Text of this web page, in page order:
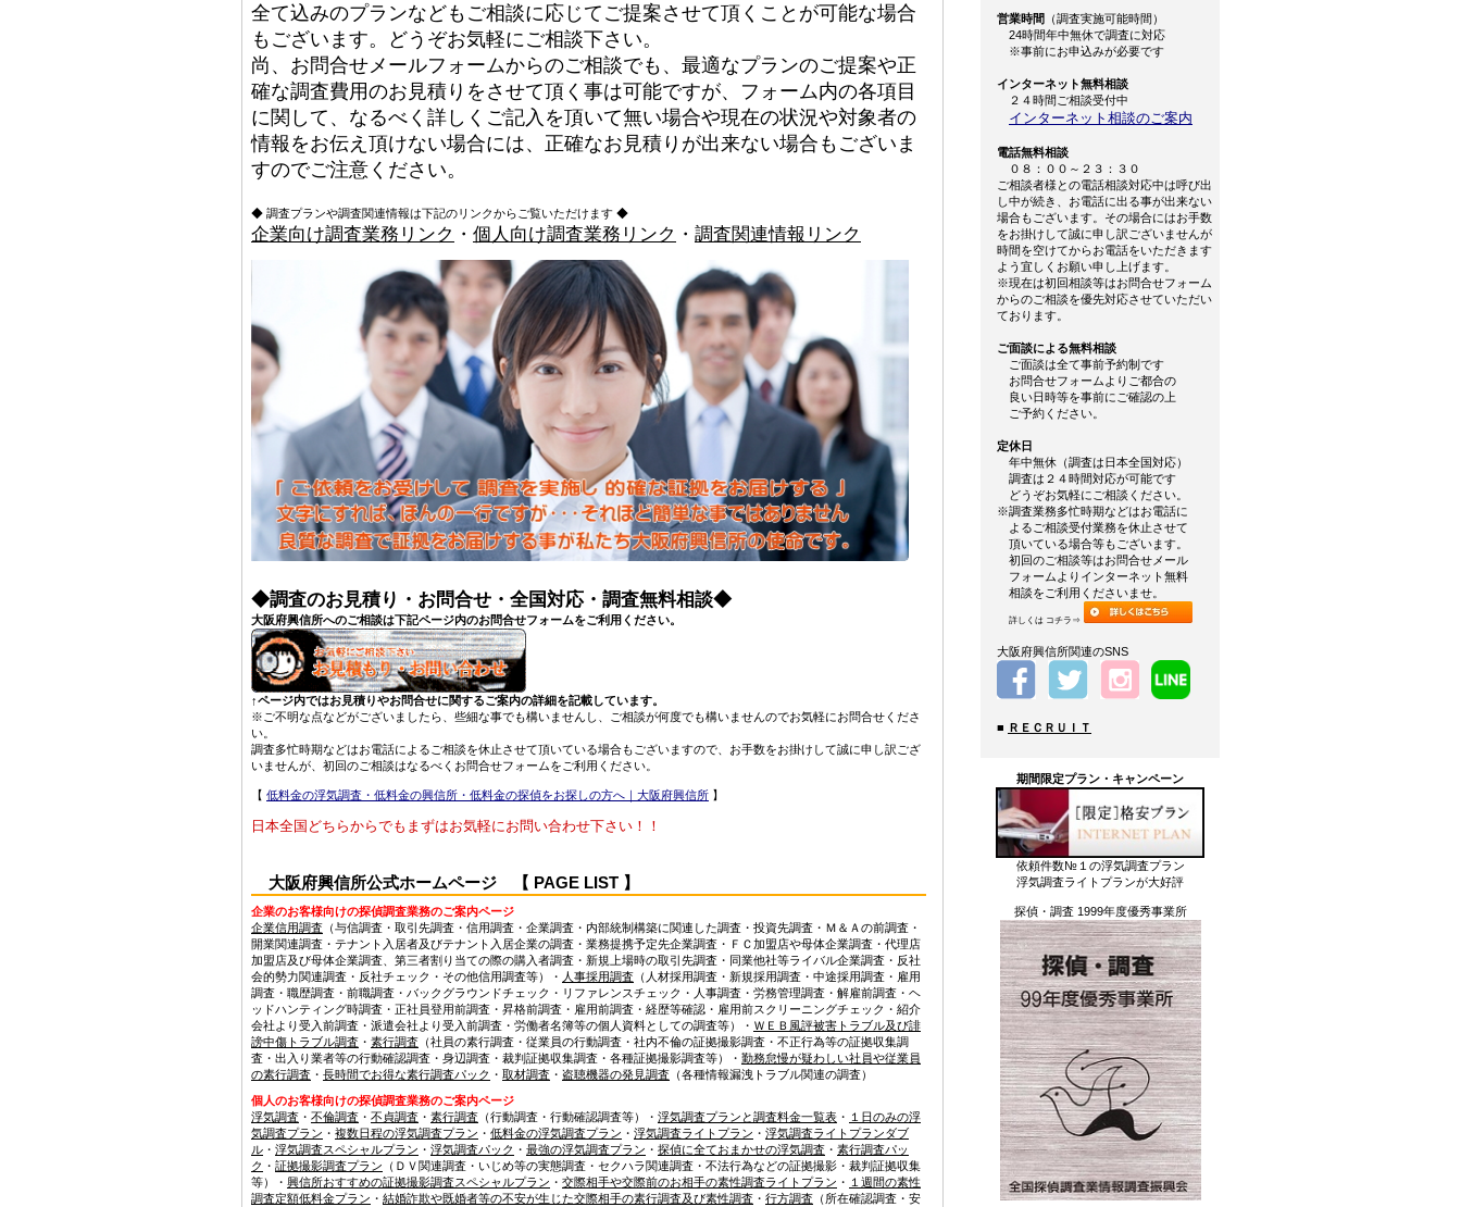
全て込みのプランなどもご相談に応じてご提案させて頂くことが可能な場合
もございます。どうぞお気軽にご相談下さい。
尚、お問合せメールフォームからのご相談でも、最適なプランのご提案や正
確な調査費用のお見積りをさせて頂く事は可能ですが、フォーム内の各項目
に関して、なるべく詳しくご記入を頂いて無い場合や現在の状況や対象者の
情報をお伝え頂けない場合には、正確なお見積りが出来ない場合もございま
すのでご注意ください。
◆ 調査プランや調査関連情報は下記のリンクからご覧いただけます ◆
企業向け調査業務リンク ・ 個人向け調査業務リンク ・ 調査関連情報リンク
◆調査のお見積り・お問合せ・全国対応・調査無料相談◆
大阪府興信所へのご相談は下記ページ内のお問合せフォームをご利用ください。
↑ページ内ではお見積りやお問合せに関するご案内の詳細を記載しています。
※ご不明な点などがございましたら、些細な事でも構いませんし、ご相談が何度でも構いませんのでお気軽にお問合せくださ
い。
調査多忙時期などはお電話によるご相談を休止させて頂いている場合もございますので、お手数をお掛けして誠に申し訳ござ
いませんが、初回のご相談はなるべくお問合せフォームをご利用ください。
【 低料金の浮気調査・低料金の興信所・低料金の探偵をお探しの方へ｜大阪府興信所 】
日本全国どちらからでもまずはお気軽にお問い合わせ下さい！！
大阪府興信所公式ホームページ 【 PAGE LIST 】
企業のお客様向けの探偵調査業務のご案内ページ
企業信用調査 （与信調査・取引先調査・信用調査・企業調査・内部統制構築に関連した調査・投資先調査・Ｍ＆Ａの前調査・
開業関連調査・テナント入居者及びテナント入居企業の調査・業務提携予定先企業調査・ＦＣ加盟店や母体企業調査・代理店
加盟店及び母体企業調査、第三者割り当ての際の購入者調査・新規上場時の取引先調査・同業他社等ライバル企業調査・反社
会的勢力関連調査・反社チェック・その他信用調査等）・ 人事採用調査 （人材採用調査・新規採用調査・中途採用調査・雇用
調査・職歴調査・前職調査・バックグラウンドチェック・リファレンスチェック・人事調査・労務管理調査・解雇前調査・ヘ
ッドハンティング時調査・正社員登用前調査・昇格前調査・雇用前調査・経歴等確認・雇用前スクリーニングチェック・紹介
会社より受入前調査・派遣会社より受入前調査・労働者名簿等の個人資料としての調査等）・ ＷＥＢ風評被害トラブル及び誹
謗中傷トラブル調査 ・ 素行調査 （社員の素行調査・従業員の行動調査・社内不倫の証拠撮影調査・不正行為等の証拠収集調
査・出入り業者等の行動確認調査・身辺調査・裁判証拠収集調査・各種証拠撮影調査等）・ 勤務怠慢が疑わしい社員や従業員
の素行調査 ・ 長時間でお得な素行調査パック ・ 取材調査 ・ 盗聴機器の発見調査 （各種情報漏洩トラブル関連の調査）
個人のお客様向けの探偵調査業務のご案内ページ
浮気調査 ・ 不倫調査 ・ 不貞調査 ・ 素行調査 （行動調査・行動確認調査等）・ 浮気調査プランと調査料金一覧表 ・ １日のみの浮
気調査プラン ・ 複数日程の浮気調査プラン ・ 低料金の浮気調査プラン ・ 浮気調査ライトプラン ・ 浮気調査ライトプランダブ
ル ・ 浮気調査スペシャルプラン ・ 浮気調査パック ・ 最強の浮気調査プラン ・ 探偵に全ておまかせの浮気調査 ・ 素行調査パッ
ク ・ 証拠撮影調査プラン （ＤＶ関連調査・いじめ等の実態調査・セクハラ関連調査・不法行為などの証拠撮影・裁判証拠収集
等）・ 興信所おすすめの証拠撮影調査スペシャルプラン ・ 交際相手や交際前のお相手の素性調査ライトプラン ・ １週間の素性
調査定額低料金プラン ・ 結婚詐欺や既婚者等の不安が生じた交際相手の素行調査及び素性調査 ・ 行方調査 （所在確認調査・安
営業時間 （調査実施可能時間）
24時間年中無休で調査に対応
※事前にお申込みが必要です
インターネット無料相談
２４時間ご相談受付中
インターネット相談のご案内
電話無料相談
０８：００～２３：３０
ご相談者様との電話相談対応中は呼び出
し中が続き、お電話に出る事が出来ない
場合もございます。その場合にはお手数
をお掛けして誠に申し訳ございませんが
時間を空けてからお電話をいただきます
よう宜しくお願い申し上げます。
※現在は初回相談等はお問合せフォーム
からのご相談を優先対応させていただい
ております。
ご面談による無料相談
ご面談は全て事前予約制です
お問合せフォームよりご都合の
良い日時等を事前にご確認の上
ご予約ください。
定休日
年中無休（調査は日本全国対応）
調査は２４時間対応が可能です
どうぞお気軽にご相談ください。
※調査業務多忙時期などはお電話に
よるご相談受付業務を休止させて
頂いている場合等もございます。
初回のご相談等はお問合せメール
フォームよりインターネット無料
相談をご利用くださいませ。
詳しくは コチラ⇒
大阪府興信所関連のSNS
■ ＲＥＣＲＵＩＴ
期間限定プラン・キャンペーン
依頼件数№１の浮気調査プラン
浮気調査ライトプランが大好評
探偵・調査 1999年度優秀事業所